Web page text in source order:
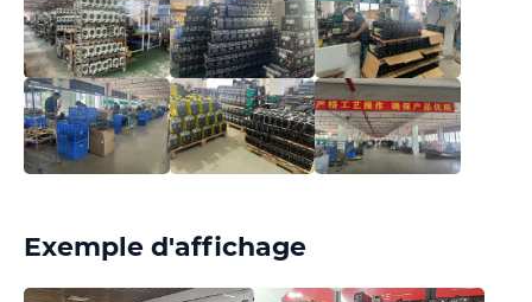
Exemple d'affichage